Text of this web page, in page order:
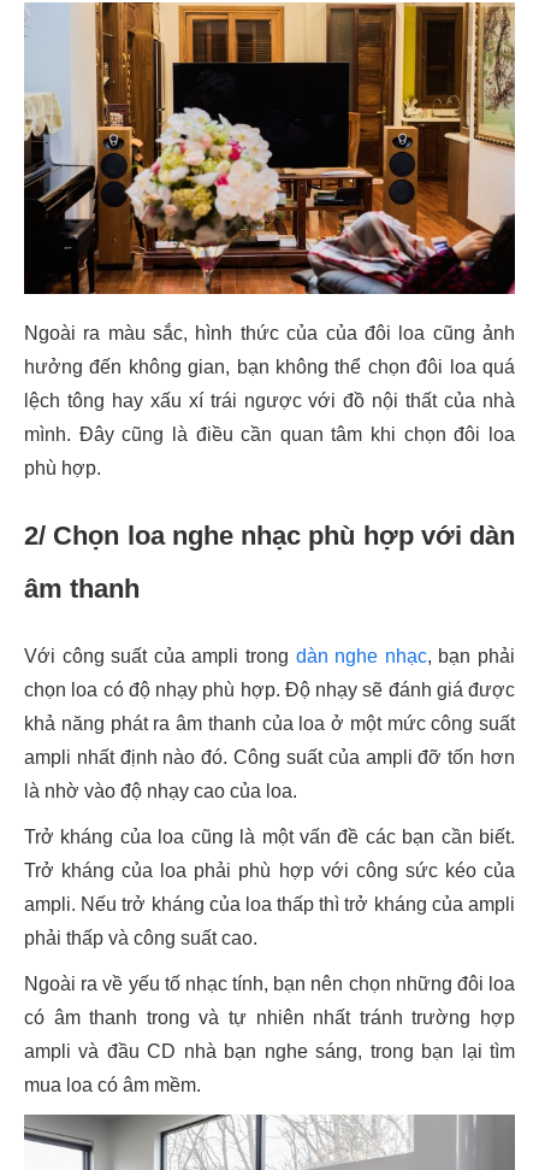
Ngoài ra màu sắc, hình thức của của đôi loa cũng ảnh
hưởng đến không gian, bạn không thể chọn đôi loa quá
lệch tông hay xấu xí trái ngược với đồ nội thất của nhà
mình. Đây cũng là điều cần quan tâm khi chọn đôi loa
phù hợp.
2/ Chọn loa nghe nhạc phù hợp với dàn
âm thanh
Với công suất của ampli trong dàn nghe nhạc, bạn phải
chọn loa có độ nhạy phù hợp. Độ nhạy sẽ đánh giá được
khả năng phát ra âm thanh của loa ở một mức công suất
ampli nhất định nào đó. Công suất của ampli đỡ tốn hơn
là nhờ vào độ nhạy cao của loa.
Trở kháng của loa cũng là một vấn đề các bạn cần biết.
Trở kháng của loa phải phù hợp với công sức kéo của
ampli. Nếu trở kháng của loa thấp thì trở kháng của ampli
phải thấp và công suất cao.
Ngoài ra về yếu tố nhạc tính, bạn nên chọn những đôi loa
có âm thanh trong và tự nhiên nhất tránh trường hợp
ampli và đầu CD nhà bạn nghe sáng, trong bạn lại tìm
mua loa có âm mềm.